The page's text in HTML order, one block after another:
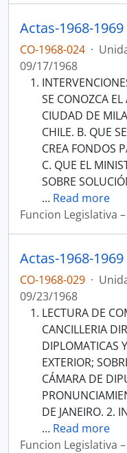
Actas-1968-1969
CO-1968-024 ·
09/17/1968
SE CONOZCA
CIUDAD DE
CHILE. B. QUE
CREA FONDOS
C. QUE EL
SOBRE
… Read more
Funcion Legislativa
Actas-1968-1969
CO-1968-029 ·
09/23/1968
LECTURA DE
CANCILLERIA
DIPLOMATICAS
EXTERIOR;
CÁMARA DE
DE JANEIRO. 2.
… Read more
Funcion Legislativa